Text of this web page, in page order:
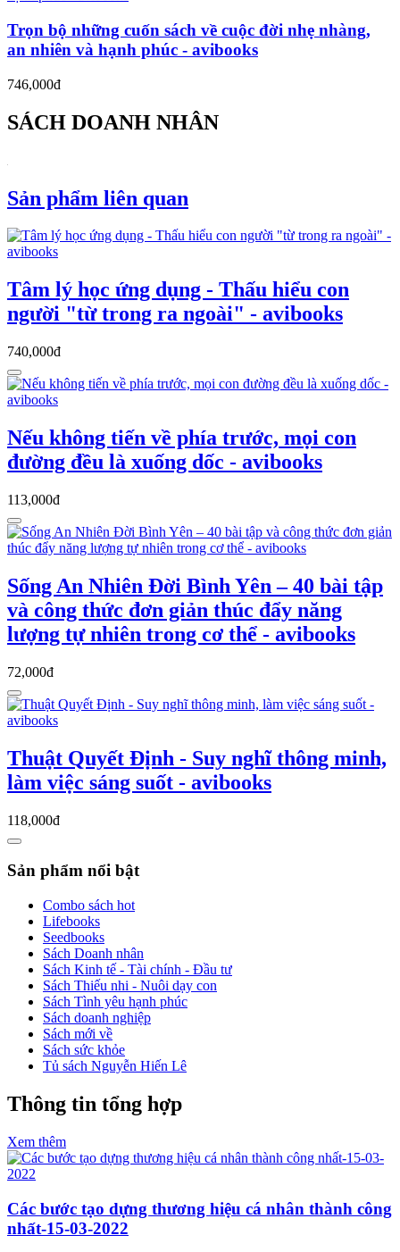
Trọn bộ những cuốn sách về cuộc đời nhẹ nhàng,
an nhiên và hạnh phúc - avibooks
746,000đ
SÁCH DOANH NHÂN
Sản phẩm liên quan
Tâm lý học ứng dụng - Thấu hiểu con
người "từ trong ra ngoài" - avibooks
740,000đ
Nếu không tiến về phía trước, mọi con
đường đều là xuống dốc - avibooks
113,000đ
Sống An Nhiên Đời Bình Yên – 40 bài tập
và công thức đơn giản thúc đẩy năng
lượng tự nhiên trong cơ thể - avibooks
72,000đ
Thuật Quyết Định - Suy nghĩ thông minh,
làm việc sáng suốt - avibooks
118,000đ
Sản phẩm nổi bật
Combo sách hot
Lifebooks
Seedbooks
Sách Doanh nhân
Sách Kinh tế - Tài chính - Đầu tư
Sách Thiếu nhi - Nuôi dạy con
Sách Tình yêu hạnh phúc
Sách doanh nghiệp
Sách mới về
Sách sức khỏe
Tủ sách Nguyễn Hiến Lê
Thông tin tổng hợp
Xem thêm
Các bước tạo dựng thương hiệu cá nhân thành công
nhất-15-03-2022